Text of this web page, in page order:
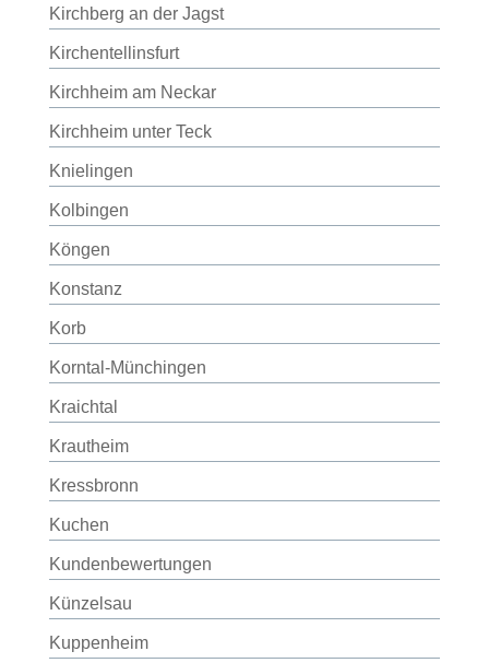
Kirchberg an der Jagst
Kirchentellinsfurt
Kirchheim am Neckar
Kirchheim unter Teck
Knielingen
Kolbingen
Köngen
Konstanz
Korb
Korntal-Münchingen
Kraichtal
Krautheim
Kressbronn
Kuchen
Kundenbewertungen
Künzelsau
Kuppenheim